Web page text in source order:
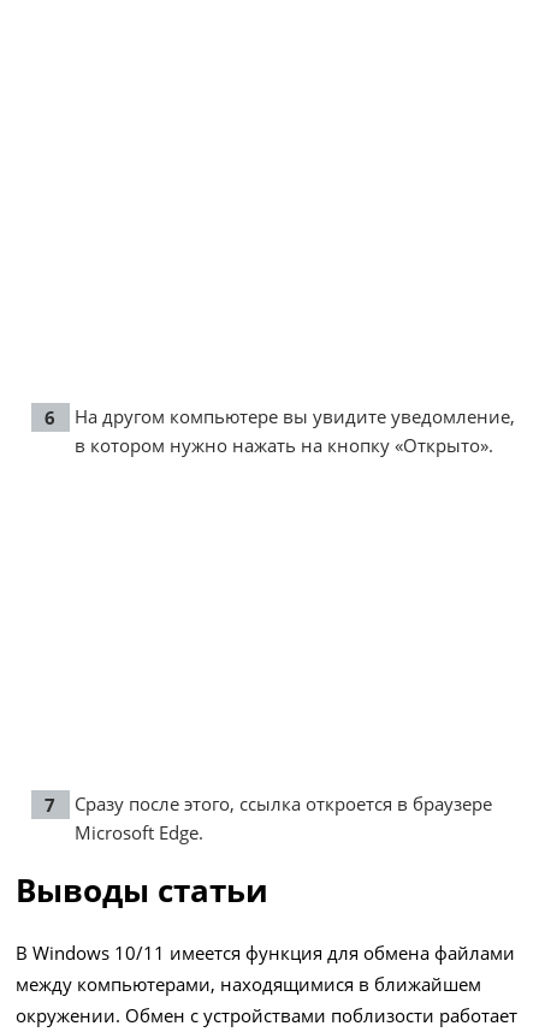
На другом компьютере вы увидите уведомление,
в котором нужно нажать на кнопку «Открыто».
Сразу после этого, ссылка откроется в браузере
Microsoft Edge.
Выводы статьи
В Windows 10/11 имеется функция для обмена файлами
между компьютерами, находящимися в ближайшем
окружении. Обмен с устройствами поблизости работает